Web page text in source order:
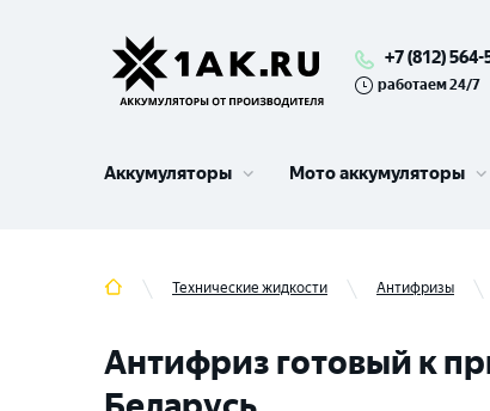
+7 (812) 564-
работаем 24/7
Аккумуляторы Мото аккумуляторы
Технические жидкости Антифризы
Антифриз готовый к